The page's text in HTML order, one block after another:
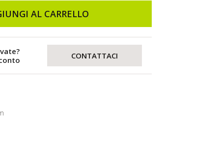
AL CARRELLO
CONTATTACI